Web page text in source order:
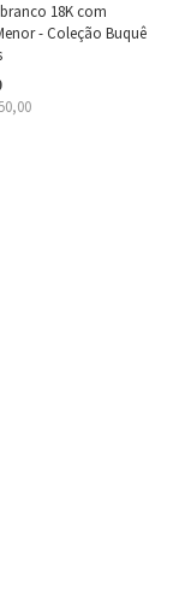
18K com
- Coleção Buquê